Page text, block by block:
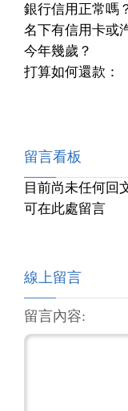
銀行信用正常嗎
名下有信用卡或
今年幾歲？
打算如何還款：
留言看板
目前尚未任何回
可在此處留言
線上留言
留言內容: